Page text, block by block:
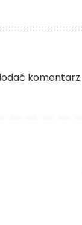
komentarz.